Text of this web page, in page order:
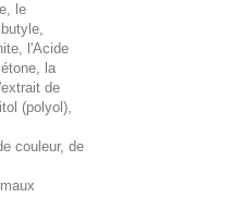
le
l'Acide
la
de
(polyol),
couleur, de